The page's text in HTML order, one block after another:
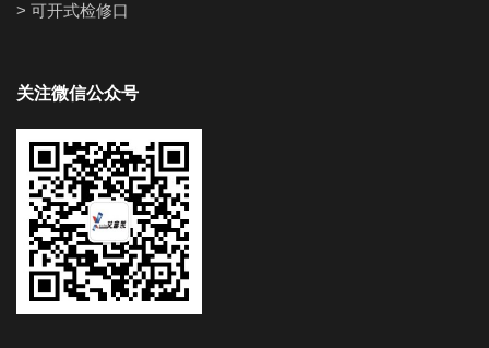
> 可开式检修口
关注微信公众号